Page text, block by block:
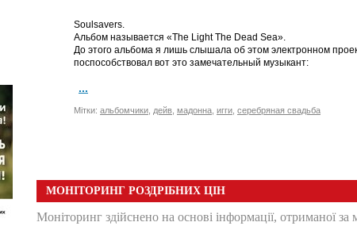
Soulsavers.
Альбом называется «The Light The Dead Sea».
До этого альбома я лишь слышала об этом электронном
поспособствовал вот это замечательный музыкант:
...
Мітки: альбомчики дейв мадонна игги серебряная свадьба